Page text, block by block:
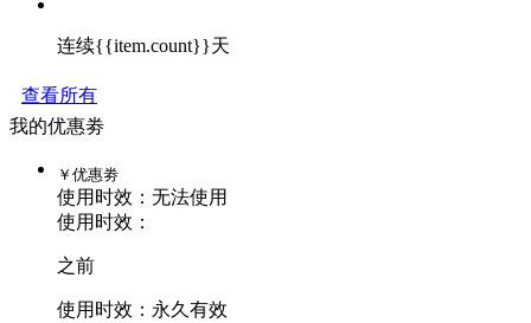
连续{{item.count}}天
查看所有
我的优惠劵
￥ 优惠劵
使用时效： 无法使用
使用时效：
之前
使用时效：永久有效